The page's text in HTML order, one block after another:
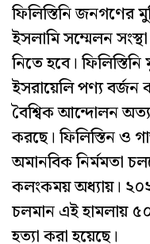
ফিলিস্তিনি জনগণের
ইসলামি সম্মেলন
নিতে হবে। ফিলিস্তিনি
ইসরায়েলি পণ্য বর্জন
বৈশ্বিক আন্দোলন
করছে। ফিলিস্তিন ও
অমানবিক নির্মমতা
কলংকময় অধ্যায়।
চলমান এই হামলায় ৫০
হত্যা করা হয়েছে।